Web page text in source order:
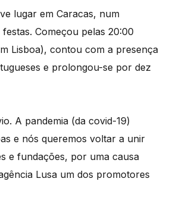
lugar em Caracas, num
Começou pelas 20:00
Lisboa), contou com a presença
e prolongou-se por dez
A pandemia (da covid-19)
e nós queremos voltar a unir
e fundações, por uma causa
Lusa um dos promotores